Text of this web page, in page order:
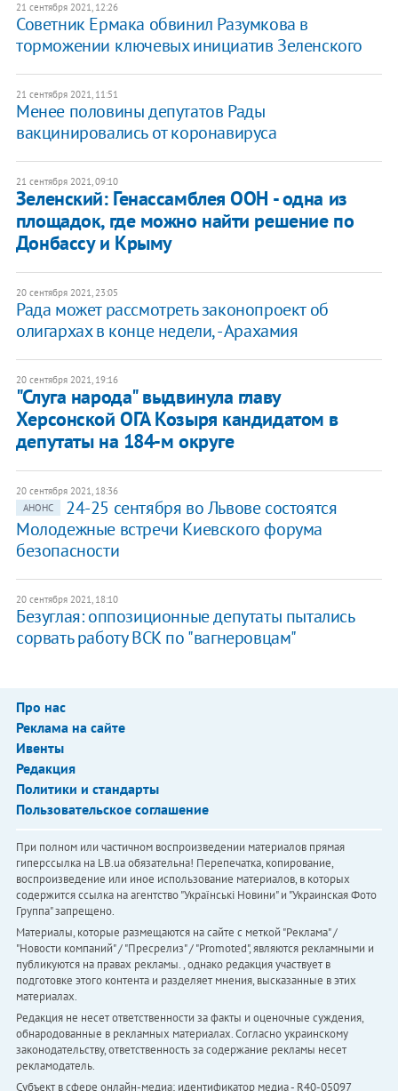
21 сентября 2021, 12:26
Советник Ермака обвинил Разумкова в
торможении ключевых инициатив Зеленского
21 сентября 2021, 11:51
Менее половины депутатов Рады
вакцинировались от коронавируса
21 сентября 2021, 09:10
Зеленский: Генассамблея ООН - одна из
площадок, где можно найти решение по
Донбассу и Крыму
20 сентября 2021, 23:05
Рада может рассмотреть законопроект об
олигархах в конце недели, - Арахамия
20 сентября 2021, 19:16
​"Слуга народа" выдвинула главу
Херсонской ОГА Козыря кандидатом в
депутаты на 184-м округе
20 сентября 2021, 18:36
АНОНС
24-25 сентября во Львове состоятся
Молодежные встречи Киевского форума
безопасности
20 сентября 2021, 18:10
Безуглая: оппозиционные депутаты пытались
сорвать работу ВСК по "вагнеровцам"
Про нас
Реклама на сайте
Ивенты
Редакция
Политики и стандарты
Пользовательское соглашение
При полном или частичном воспроизведении материалов прямая
гиперссылка на LB.ua обязательна! Перепечатка, копирование,
воспроизведение или иное использование материалов, в которых
содержится ссылка на агентство "Українськi Новини" и "Украинская Фото
Группа" запрещено.
Материалы, которые размещаются на сайте с меткой "Реклама" /
"Новости компаний" / "Пресрелиз" / "Promoted", являются рекламными и
публикуются на правах рекламы. , однако редакция участвует в
подготовке этого контента и разделяет мнения, высказанные в этих
материалах.
Редакция не несет ответственности за факты и оценочные суждения,
обнародованные в рекламных материалах. Согласно украинскому
законодательству, ответственность за содержание рекламы несет
рекламодатель.
Субъект в сфере онлайн-медиа; идентификатор медиа - R40-05097